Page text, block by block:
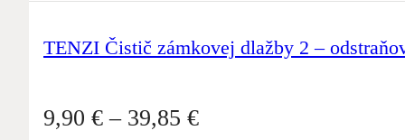
TENZI Čistič zámkovej dlažby 2 –
9,90 € – 39,85 €Price